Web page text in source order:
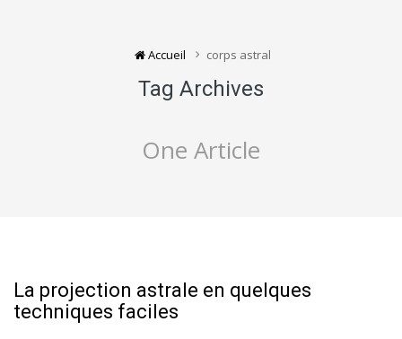
Accueil corps astral
Tag Archives
One Article
La projection astrale en quelques
techniques faciles